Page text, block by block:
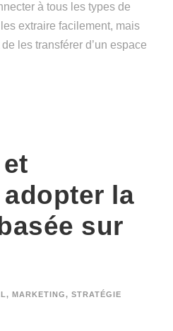
à tous les types de
extraire facilement, mais
les transférer d’un espace
la
sur
, MARKETING, STRATÉGIE